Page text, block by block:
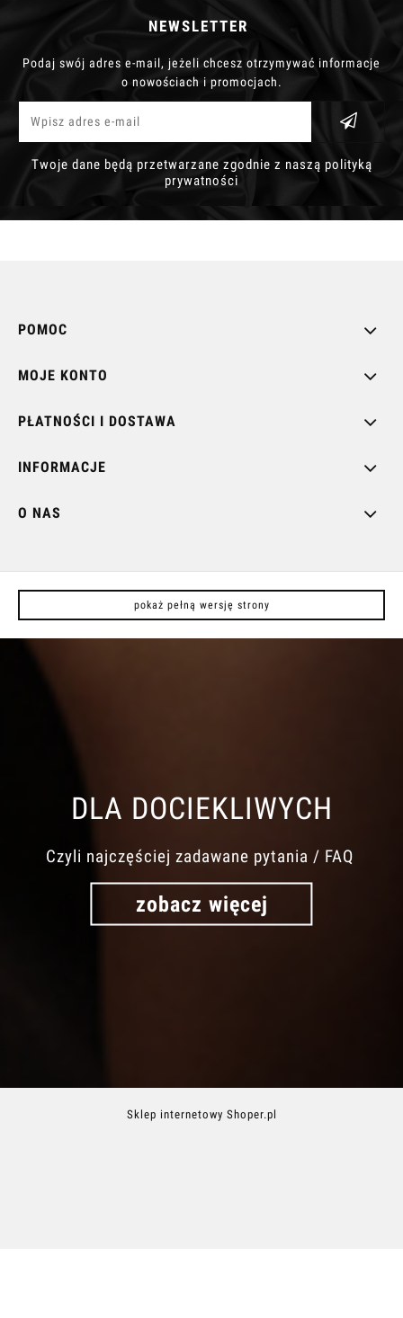
NEWSLETTER
Podaj swój adres e-mail, jeżeli chcesz otrzymywać informacje
o nowościach i promocjach.
Twoje dane będą przetwarzane zgodnie z naszą polityką
prywatności
POMOC
MOJE KONTO
PŁATNOŚCI I DOSTAWA
INFORMACJE
O NAS
pokaż pełną wersję strony
DLA DOCIEKLIWYCH
Czyli najczęściej zadawane pytania / FAQ
zobacz więcej
Sklep internetowy Shoper.pl